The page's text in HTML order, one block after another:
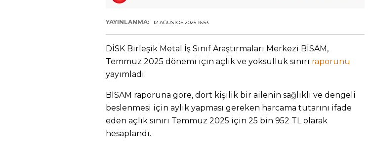
YAYINLANMA: 12 AĞUSTOS 2025 16:53
DİSK Birleşik Metal İş Sınıf Araştırmaları Merkezi BİSAM,
Temmuz 2025 dönemi için açlık ve yoksulluk sınırı raporunu
yayımladı.
BİSAM raporuna göre, dört kişilik bir ailenin sağlıklı ve dengeli
beslenmesi için aylık yapması gereken harcama tutarını ifade
eden açlık sınırı Temmuz 2025 için 25 bin 952 TL olarak
hesaplandı.